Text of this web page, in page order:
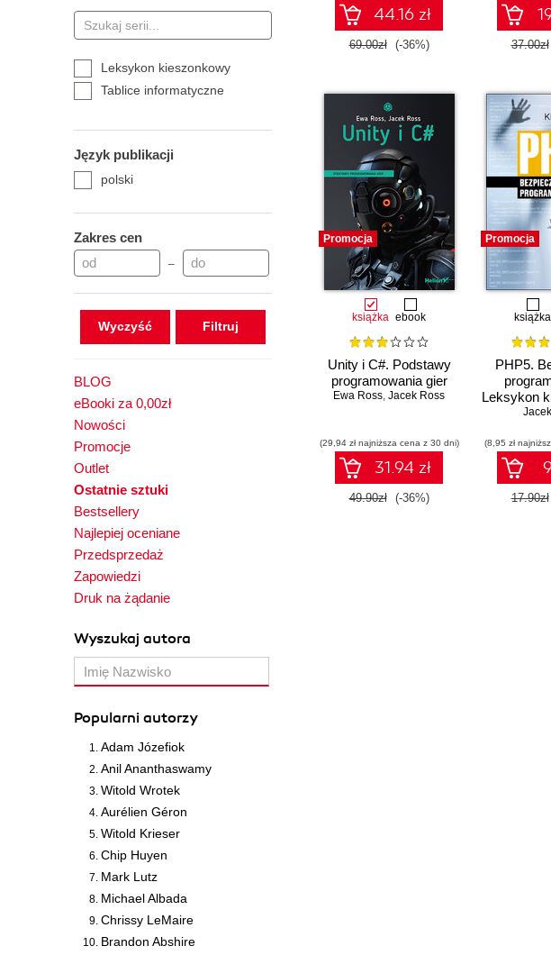
Leksykon kieszonkowy
Tablice informatyczne
Język publikacji
polski
Zakres cen
–
Wyczyść
BLOG
eBooki za 0,00zł
Nowości
Promocje
Outlet
Ostatnie sztuki
Bestsellery
Najlepiej oceniane
Przedsprzedaż
Zapowiedzi
Druk na żądanie
Wyszukaj autora
Popularni autorzy
Adam Józefiok
Anil Ananthaswamy
Witold Wrotek
Aurélien Géron
Witold Krieser
Chip Huyen
Mark Lutz
Michael Albada
Chrissy LeMaire
Brandon Abshire
44.16 zł
69.00zł (-36%) 37.00zł
Promocja
książka ebook
Unity i C#. Podstawy
programowania gier
Ewa Ross, Jacek Ross
(29,94 zł najniższa cena z 30 dni)
31.94 zł
49.90zł (-36%)
Promocja
książka
PHP5.
Leksykon
(8,95 zł
17.90zł